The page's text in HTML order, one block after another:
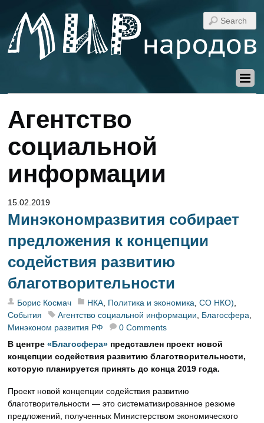
Агентство
социальной
информации
15.02.2019
Минэкономразвития собирает
предложения к концепции
содействия развитию
благотворительности
Борис Космач НКА, Политика и экономика,СО НКО),
События
Агентство социальной информации, Благосфера,
Минэконом развития РФ
0 Comments
В центре«Благосфера» представлен проект новой
концепции содействия развитию благотворительности,
которую планируется принять до конца 2019 года.
Проект новой концепции содействия развитию
благотворительности — это систематизированное резюме
предложений, полученных Министерством экономического